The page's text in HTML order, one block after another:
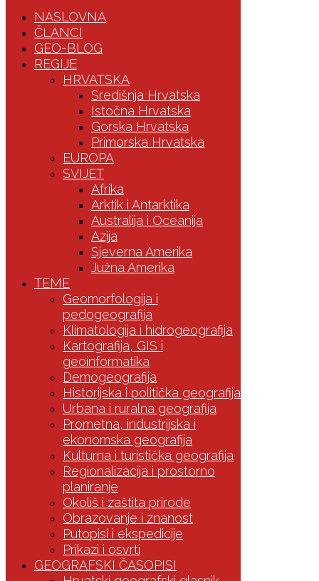
NASLOVNA
ČLANCI
GEO-BLOG
REGIJE
HRVATSKA
Središnja Hrvatska
Istočna Hrvatska
Gorska Hrvatska
Primorska Hrvatska
EUROPA
SVIJET
Afrika
Arktik i Antarktika
Australija i Oceanija
Azija
Sjeverna Amerika
Južna Amerika
TEME
Geomorfologija i
pedogeografija
Klimatologija i hidrogeografija
Kartografija, GIS i
geoinformatika
Demogeografija
Historijska i politička geografija
Urbana i ruralna geografija
Prometna, industrijska i
ekonomska geografija
Kulturna i turistička geografija
Regionalizacija i prostorno
planiranje
Okoliš i zaštita prirode
Obrazovanje i znanost
Putopisi i ekspedicije
Prikazi i osvrti
GEOGRAFSKI ČASOPISI